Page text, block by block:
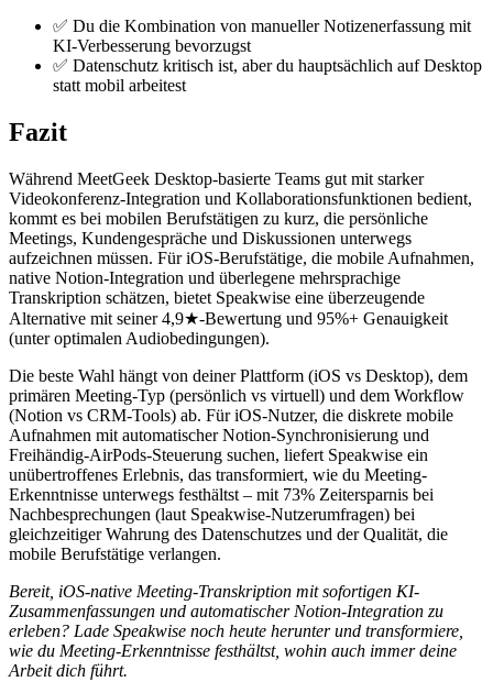
✅ Du die Kombination von manueller Notizenerfassung mit
KI-Verbesserung bevorzugst
✅ Datenschutz kritisch ist, aber du hauptsächlich auf Desktop
statt mobil arbeitest
Fazit
Während MeetGeek Desktop-basierte Teams gut mit starker
Videokonferenz-Integration und Kollaborationsfunktionen bedient,
kommt es bei mobilen Berufstätigen zu kurz, die persönliche
Meetings, Kundengespräche und Diskussionen unterwegs
aufzeichnen müssen. Für iOS-Berufstätige, die mobile Aufnahmen,
native Notion-Integration und überlegene mehrsprachige
Transkription schätzen, bietet Speakwise eine überzeugende
Alternative mit seiner 4,9★-Bewertung und 95%+ Genauigkeit
(unter optimalen Audiobedingungen).
Die beste Wahl hängt von deiner Plattform (iOS vs Desktop), dem
primären Meeting-Typ (persönlich vs virtuell) und dem Workflow
(Notion vs CRM-Tools) ab. Für iOS-Nutzer, die diskrete mobile
Aufnahmen mit automatischer Notion-Synchronisierung und
Freihändig-AirPods-Steuerung suchen, liefert Speakwise ein
unübertroffenes Erlebnis, das transformiert, wie du Meeting-
Erkenntnisse unterwegs festhältst – mit 73% Zeitersparnis bei
Nachbesprechungen (laut Speakwise-Nutzerumfragen) bei
gleichzeitiger Wahrung des Datenschutzes und der Qualität, die
mobile Berufstätige verlangen.
Bereit, iOS-native Meeting-Transkription mit sofortigen KI-
Zusammenfassungen und automatischer Notion-Integration zu
erleben? Lade Speakwise noch heute herunter und transformiere,
wie du Meeting-Erkenntnisse festhältst, wohin auch immer deine
Arbeit dich führt.